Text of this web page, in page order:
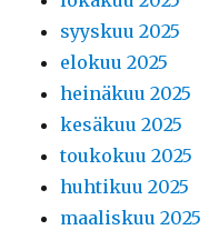
syyskuu 2025
elokuu 2025
heinäkuu 2025
kesäkuu 2025
toukokuu 2025
huhtikuu 2025
maaliskuu 2025